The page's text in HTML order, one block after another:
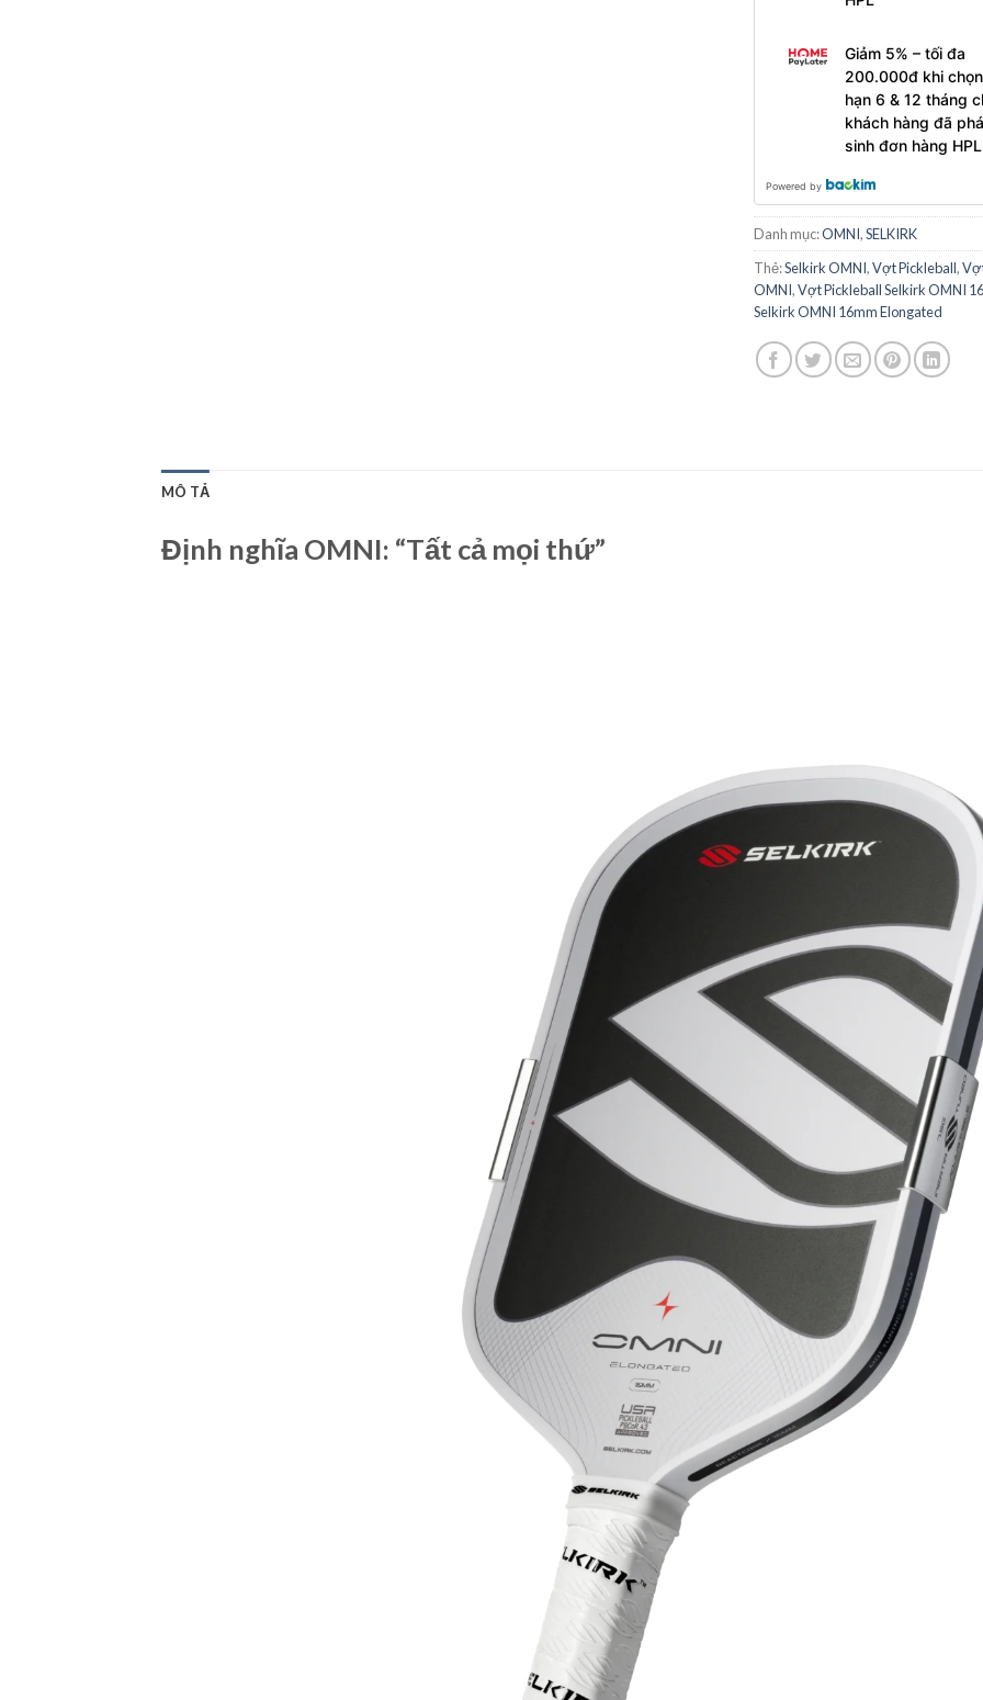
Giảm 5% – tối đa
200.000đ khi
hạn 6 & 12 tháng
khách hàng đã
sinh đơn hàng HPL
Powered by
Danh mục:OMNI,SELKIRK
Thẻ:Selkirk OMNI,Vợt Pickleball,
OMNI,Vợt Pickleball Selkirk OMNI
Selkirk OMNI 16mm Elongated
MÔ TẢ
Định nghĩa OMNI: “Tất cả mọi thứ”